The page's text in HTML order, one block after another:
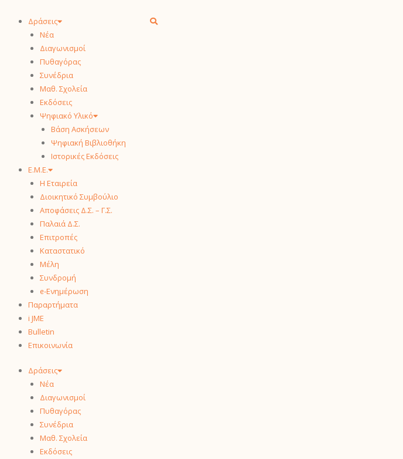
Δράσεις
Νέα
Διαγωνισμοί
Πυθαγόρας
Συνέδρια
Μαθ. Σχολεία
Εκδόσεις
Ψηφιακό Υλικό
Βάση Ασκήσεων
Ψηφιακή Βιβλιοθήκη
Ιστορικές Εκδόσεις
Ε.Μ.Ε.
Η Εταιρεία
Διοικητικό Συμβούλιο
Αποφάσεις Δ.Σ. – Γ.Σ.
Παλαιά Δ.Σ.
Επιτροπές
Καταστατικό
Μέλη
Συνδρομή
ᧉ-Ενημέρωση
Παραρτήματα
i JME
Bulletin
Επικοινωνία
Δράσεις
Νέα
Διαγωνισμοί
Πυθαγόρας
Συνέδρια
Μαθ. Σχολεία
Εκδόσεις